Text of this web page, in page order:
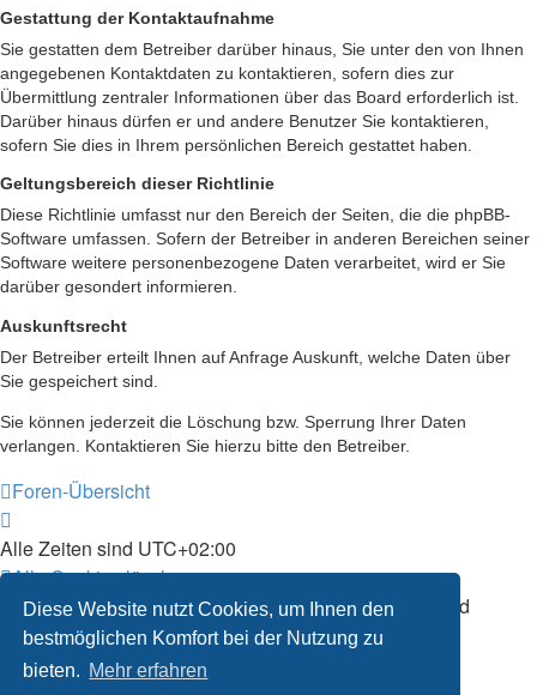
Diese Website nutzt Cookies, um Ihnen den
bestmöglichen Komfort bei der Nutzung zu
bieten. Mehr erfahren
Gestattung der Kontaktaufnahme
Sie gestatten dem Betreiber darüber hinaus, Sie unter den von Ihnen
angegebenen Kontaktdaten zu kontaktieren, sofern dies zur
Übermittlung zentraler Informationen über das Board erforderlich ist.
Darüber hinaus dürfen er und andere Benutzer Sie kontaktieren,
sofern Sie dies in Ihrem persönlichen Bereich gestattet haben.
Geltungsbereich dieser Richtlinie
Diese Richtlinie umfasst nur den Bereich der Seiten, die die phpBB-
Software umfassen. Sofern der Betreiber in anderen Bereichen seiner
Software weitere personenbezogene Daten verarbeitet, wird er Sie
darüber gesondert informieren.
Auskunftsrecht
Der Betreiber erteilt Ihnen auf Anfrage Auskunft, welche Daten über
Sie gespeichert sind.
Sie können jederzeit die Löschung bzw. Sperrung Ihrer Daten
verlangen. Kontaktieren Sie hierzu bitte den Betreiber.
Foren-Übersicht
Alle Zeiten sind UTC+02:00
Alle Cookies löschen
Powered byphpBB® Forum Software © phpBB Limited
Deutsche Übersetzung durch phpBB.de
Datenschutz|Nutzungsbedingungen